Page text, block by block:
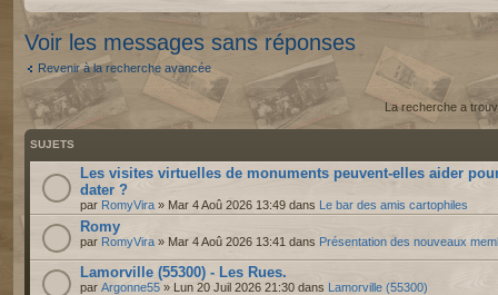
Voir les messages sans réponses
Revenir à la recherche avancée
La recherche a
SUJETS
Les visites virtuelles de monuments peuvent-elles aider
dater ?
par RomyVira » Mar 4 Aoû 2026 13:49 dans Le bar des amis cartophiles
Romy
par RomyVira » Mar 4 Aoû 2026 13:41 dans Présentation des nouveaux
Lamorville (55300) - Les Rues.
par Argonne55 » Lun 20 Juil 2026 21:30 dans Lamorville (55300)